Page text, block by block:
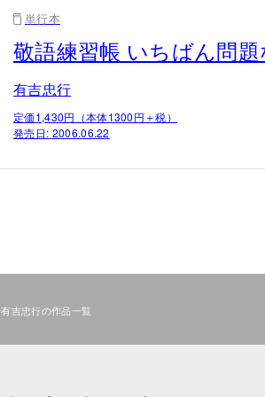
単行本
敬語練習帳 いちばん問
有吉忠行
定価1,430円（本体1300円＋税）
発売日: 2006.06.22
有吉忠行の作品一覧